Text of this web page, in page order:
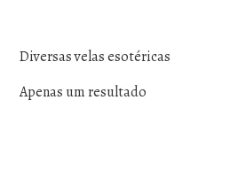
Diversas velas esotéricas
Apenas um resultado